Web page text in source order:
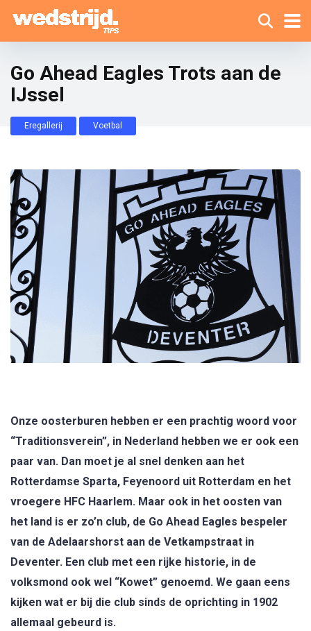
Go Ahead Eagles Trots aan de
IJssel
Eregallerij Voetbal
Onze oosterburen hebben er een prachtig woord voor
“Traditionsverein”, in Nederland hebben we er ook een
paar van. Dan moet je al snel denken aan het
Rotterdamse Sparta, Feyenoord uit Rotterdam en het
vroegere HFC Haarlem. Maar ook in het oosten van
het land is er zo’n club, de Go Ahead Eagles bespeler
van de Adelaarshorst aan de Vetkampstraat in
Deventer. Een club met een rijke historie, in de
volksmond ook wel “Kowet” genoemd. We gaan eens
kijken wat er bij die club sinds de oprichting in 1902
allemaal gebeurd is.